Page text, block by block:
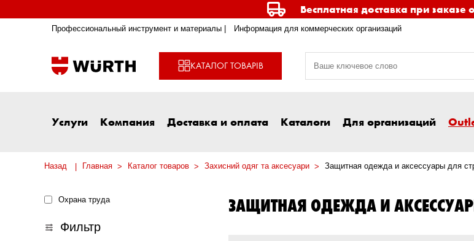
Бесплатная доставка при заказе
Профессиональный инструмент и материалы | Информация для коммерческих организаций
КАТАЛОГ ТОВАРІВ
Услуги Компания Доставка и оплата Каталоги Для организаций
Назад Главная Каталог товаров Захисний одяг та аксесуари Защитная одежда и аксессуары для
Охрана труда
Фильтр
ЗАЩИТНАЯ ОДЕЖДА И